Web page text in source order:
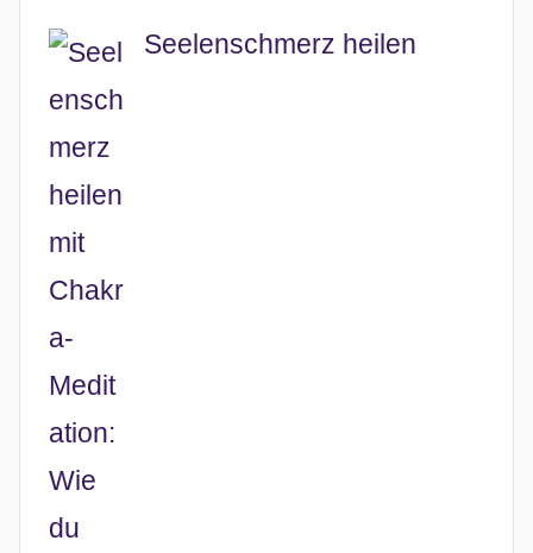
Seelenschmerz heilen